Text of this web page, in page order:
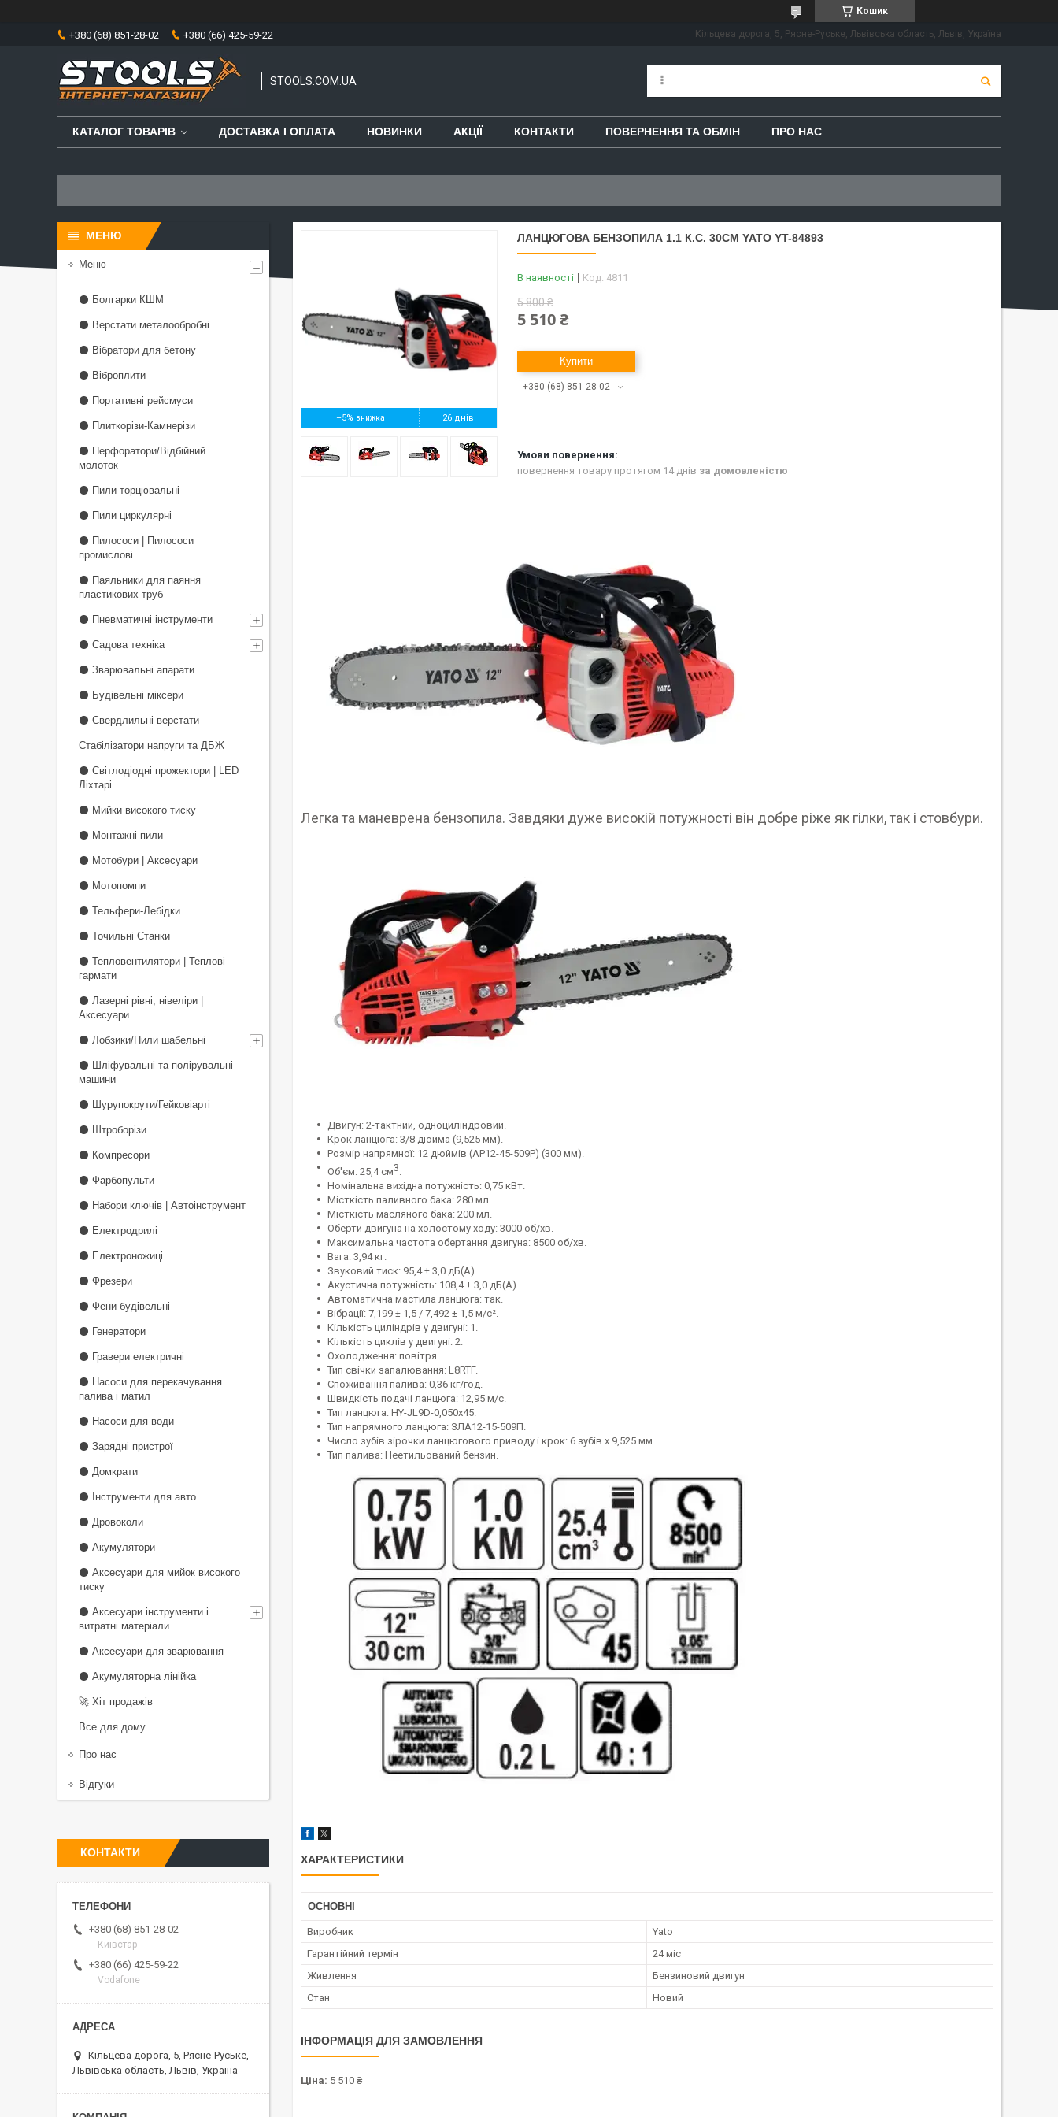
Кошик
+380 (68) 851-28-02 +380 (66) 425-59-22 Кільцева дорога, 5, Рясне-Руське, Львівська область, Львів, Україна
STOOLS.COM.UA
КАТАЛОГ ТОВАРІВ ДОСТАВКА І ОПЛАТА НОВИНКИ АКЦІЇ КОНТАКТИ ПОВЕРНЕННЯ ТА ОБМІН ПРО НАС
–5% 26 днів
ЛАНЦЮГОВА БЕНЗОПИЛА 1.1 К.С. 30СМ YATO YT-84893
В наявності Код: 4811
5 800 ₴
5 510 ₴
Купити
+380 (68) 851-28-02
повернення товару протягом 14 днів за домовленістю
Легка та маневрена бензопила. Завдяки дуже високій потужності він добре ріже як гілки, так і стовбури.
Двигун: 2-тактний, одноциліндровий.
Крок ланцюга: 3/8 дюйма (9,525 мм).
Розмір напрямної: 12 дюймів (AP12-45-509P) (300 мм).
Об'єм: 25,4 см3.
Номінальна вихідна потужність: 0,75 кВт.
Місткість паливного бака: 280 мл.
Місткість масляного бака: 200 мл.
Оберти двигуна на холостому ходу: 3000 об/хв.
Максимальна частота обертання двигуна: 8500 об/хв.
Вага: 3,94 кг.
Звуковий тиск: 95,4 ± 3,0 дБ(А).
Акустична потужність: 108,4 ± 3,0 дБ(А).
Автоматична мастила ланцюга: так.
Вібрації: 7,199 ± 1,5 / 7,492 ± 1,5 м/с².
Кількість циліндрів у двигуні: 1.
Кількість циклів у двигуні: 2.
Охолодження: повітря.
Тип свічки запалювання: L8RTF.
Споживання палива: 0,36 кг/год.
Швидкість подачі ланцюга: 12,95 м/с.
Тип ланцюга: HY-JL9D-0,050x45.
Тип напрямного ланцюга: ЗЛА12-15-509П.
Число зубів зірочки ланцюгового приводу і крок: 6 зубів х 9,525 мм.
Тип палива: Неетильований бензин.
ХАРАКТЕРИСТИКИ
ОСНОВНІ
Виробник
Yato
Гарантійний термін
24 міс
Живлення
Бензиновий двигун
Стан
Новий
ІНФОРМАЦІЯ ДЛЯ ЗАМОВЛЕННЯ
Ціна: 5 510 ₴
Меню
⚫ Болгарки КШМ
⚫ Верстати металообробні
⚫ Вібратори для бетону
⚫ Віброплити
⚫ Портативні рейсмуси
⚫ Плиткорізи-Камнерізи
⚫ Перфоратори/Відбійний
молоток
⚫ Пили торцювальні
⚫ Пили циркулярні
⚫ Пилососи | Пилососи
промислові
⚫ Паяльники для паяння
пластикових труб
⚫ Пневматичні інструменти
⚫ Садова техніка
⚫ Зварювальні апарати
⚫ Будівельні міксери
⚫ Свердлильні верстати
Стабілізатори напруги та ДБЖ
⚫ Світлодіодні прожектори | LED
Ліхтарі
⚫ Мийки високого тиску
⚫ Монтажні пили
⚫ Мотобури | Аксесуари
⚫ Мотопомпи
⚫ Тельфери-Лебідки
⚫ Точильні Станки
⚫ Тепловентилятори | Теплові
гармати
⚫ Лазерні рівні, нівеліри |
Аксесуари
⚫ Лобзики/Пили шабельні
⚫ Шліфувальні та полірувальні
машини
⚫ Шурупокрути/Гейковіарті
⚫ Штроборізи
⚫ Компресори
⚫ Фарбопульти
⚫ Набори ключів | Автоінструмент
⚫ Електродрилі
⚫ Електроножиці
⚫ Фрезери
⚫ Фени будівельні
⚫ Генератори
⚫ Гравери електричні
⚫ Насоси для перекачування
палива і матил
⚫ Насоси для води
⚫ Зарядні пристрої
⚫ Домкрати
⚫ Інструменти для авто
⚫ Дровоколи
⚫ Акумулятори
⚫ Аксесуари для мийок високого
тиску
⚫ Аксесуари інструменти і
витратні матеріали
⚫ Аксесуари для зварювання
⚫ Акумуляторна лінійка
🚀 Хіт продажів
Все для дому
Про нас
Відгуки
КОНТАКТИ
+380 (68) 851-28-02
Київстар
+380 (66) 425-59-22
Vodafone
Кільцева дорога, 5, Рясне-Руське,
Львівська область, Львів, Україна